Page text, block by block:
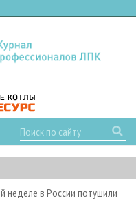
неделе в России потушили